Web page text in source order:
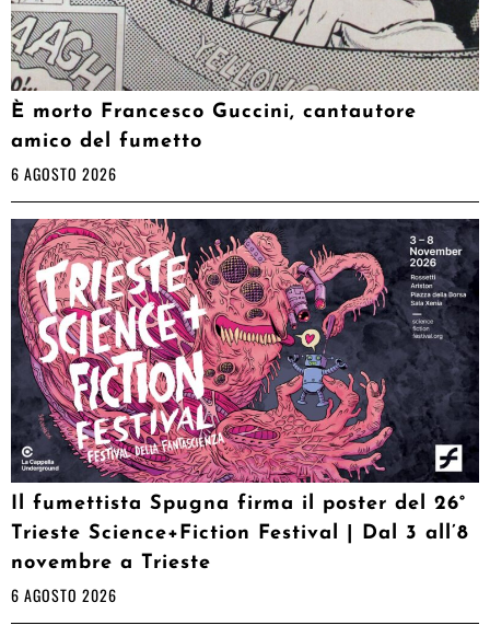
È morto Francesco Guccini, cantautore
amico del fumetto
6 AGOSTO 2026
Il fumettista Spugna firma il poster del 26°
Trieste Science+Fiction Festival | Dal 3 all’8
novembre a Trieste
6 AGOSTO 2026